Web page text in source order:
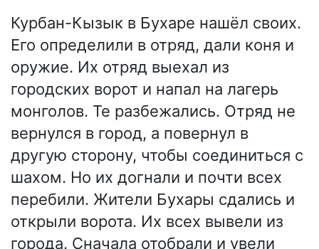
Курбан-Кызык в Бухаре нашёл своих.
Его определили в отряд, дали коня и
оружие. Их отряд выехал из
городских ворот и напал на лагерь
монголов. Те разбежались. Отряд не
вернулся в город, а повернул в
другую сторону, чтобы соединиться с
шахом. Но их догнали и почти всех
перебили. Жители Бухары сдались и
открыли ворота. Их всех вывели из
города. Сначала отобрали и увели